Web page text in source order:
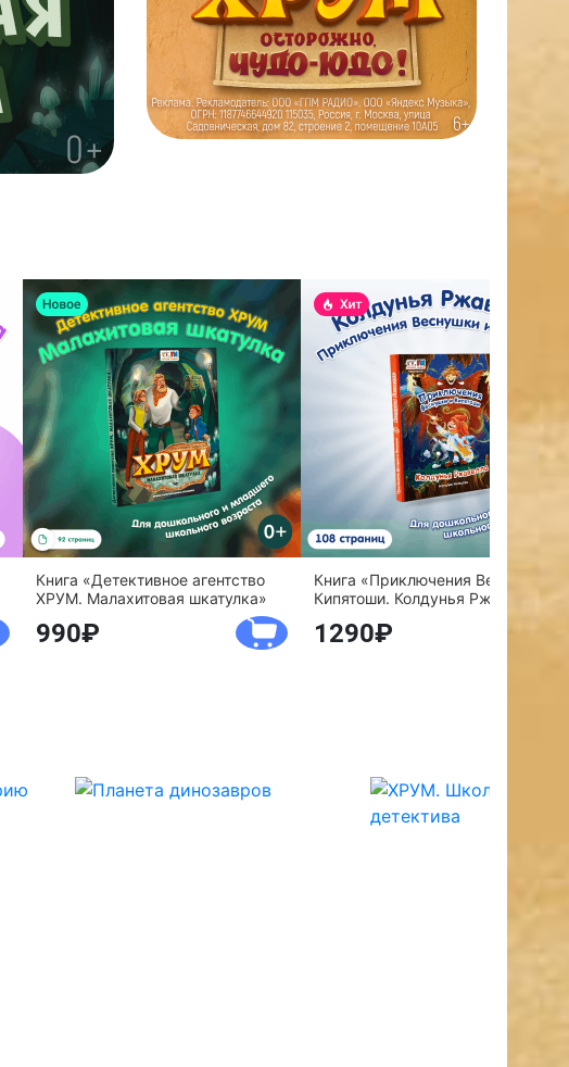
Книга «Детективное агентство
ХРУМ. Малахитовая шкатулка»
990
Книга «Приключения Веснушки и
Кипятоши. Колдунья Ржавелла»
1290